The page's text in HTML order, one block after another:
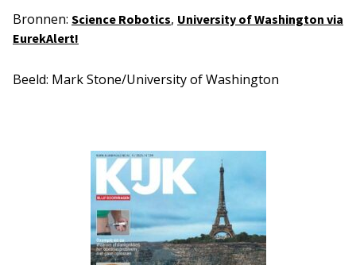
Bronnen: Science Robotics, University of Washington via
EurekAlert!
Beeld: Mark Stone/University of Washington